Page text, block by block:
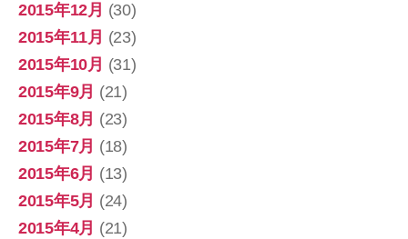
2015年12月 (30)
2015年11月 (23)
2015年10月 (31)
2015年9月 (21)
2015年8月 (23)
2015年7月 (18)
2015年6月 (13)
2015年5月 (24)
2015年4月 (21)